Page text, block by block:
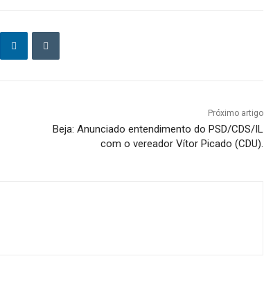
Próximo artigo
Beja: Anunciado entendimento do PSD/CDS/IL
com o vereador Vítor Picado (CDU).